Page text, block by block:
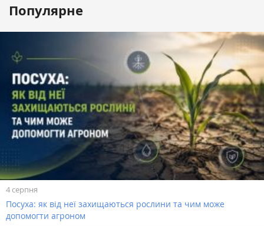
Популярне
4 серпня
Посуха: як від неї захищаються рослини та чим може
допомогти агроном